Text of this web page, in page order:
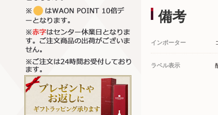
備考
インポーター
ラベル表示